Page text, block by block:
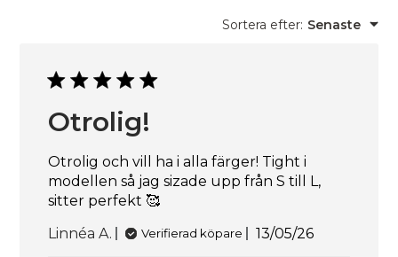
Sortera efter: Senaste
Otrolig!
Otrolig och vill ha i alla färger! Tight i
modellen så jag sizade upp från S till L,
sitter perfekt 🥰
Linnéa A.
Verifierad köpare 13/05/26